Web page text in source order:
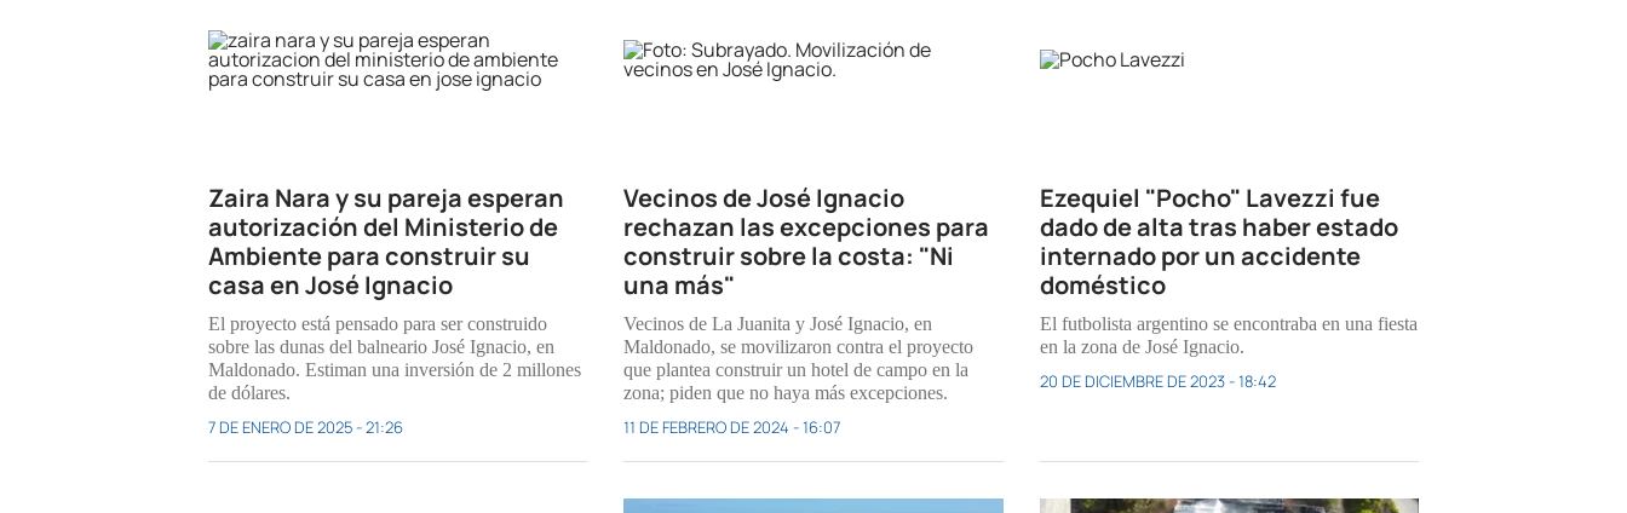
Zaira Nara y su pareja esperan
autorización del Ministerio de
Ambiente para construir su
casa en José Ignacio
El proyecto está pensado para ser construido
sobre las dunas del balneario José Ignacio, en
Maldonado. Estiman una inversión de 2 millones
de dólares.
7 DE ENERO DE 2025 - 21:26
Vecinos de José Ignacio
rechazan las excepciones para
construir sobre la costa: "Ni
una más"
Vecinos de La Juanita y José Ignacio, en
Maldonado, se movilizaron contra el proyecto
que plantea construir un hotel de campo en la
zona; piden que no haya más excepciones.
11 DE FEBRERO DE 2024 - 16:07
Ezequiel "Pocho" Lavezzi fue
dado de alta tras haber estado
internado por un accidente
doméstico
El futbolista argentino se encontraba en una fiesta
en la zona de José Ignacio.
20 DE DICIEMBRE DE 2023 - 18:42